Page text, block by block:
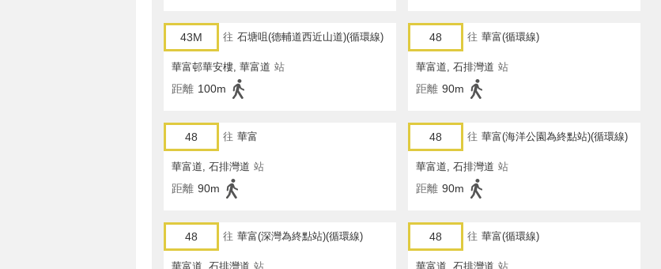
43M 往 石塘咀(德輔道西近山道)(循環線)
華富邨華安樓, 華富道 站
距離 100m
48 往 華富(循環線)
華富道, 石排灣道 站
距離 90m
48 往 華富
華富道, 石排灣道 站
距離 90m
48 往 華富(海洋公園為終點站)(循環線)
華富道, 石排灣道 站
距離 90m
48 往 華富(深灣為終點站)(循環線)
華富道, 石排灣道 站
48 往 華富(循環線)
華富道, 石排灣道 站